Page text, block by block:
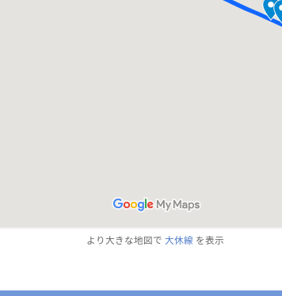
より大きな地図で 大休線 を表示